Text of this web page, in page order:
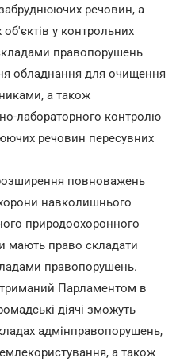
забруднюючих речовин, а
у контрольних
правопорушень
обладнання для очищення
а також
лабораторного контролю
речовин пересувних
повноважень
навколишнього
природоохоронного
мають право складати
правопорушень.
Парламентом в
діячі зможуть
адмінправопорушень,
а також